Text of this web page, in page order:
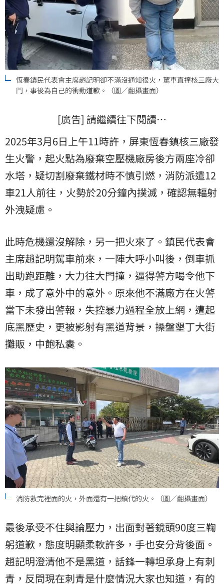
恆春鎮民代表會主席趙記明卻不滿沒通知很火，駕車直撞核三廠大
門，事後為自己的衝動道歉。（圖／翻攝畫面）
[廣告] 請繼續往下閱讀…
2025年3月6日上午11時許，屏東恆春鎮核三廠發
生火警，起火點為廢棄空壓機廠房後方兩座冷卻
水塔，疑切割廢棄鐵材時不慎引燃，消防派遣12
車21人前往，火勢於20分鐘內撲滅，確認無輻射
外洩疑慮。
此時危機還沒解除，另一把火來了。鎮民代表會
主席趙記明駕車前來，一陣大呼小叫後，倒車抓
出助跑距離，大力往大門撞，逼得警方喝令他下
車，成了意外中的意外。原來他不滿廠方在火警
當下未發出警報，失控暴力過程全放上網，遭起
底黑歷史，更被影射有黑道背景，操盤墾丁大街
攤販，中飽私囊。
消防救完裡面的火，外面還有一把鎮代的火。（圖／翻攝畫面）
最後承受不住輿論壓力，出面對著鏡頭90度三鞠
躬道歉，態度明顯柔軟許多，手也安分背後面。
趙記明澄清他不是黑道，話鋒一轉坦承身上有刺
青，反問現在刺青是什麼情況大家也知道，有的